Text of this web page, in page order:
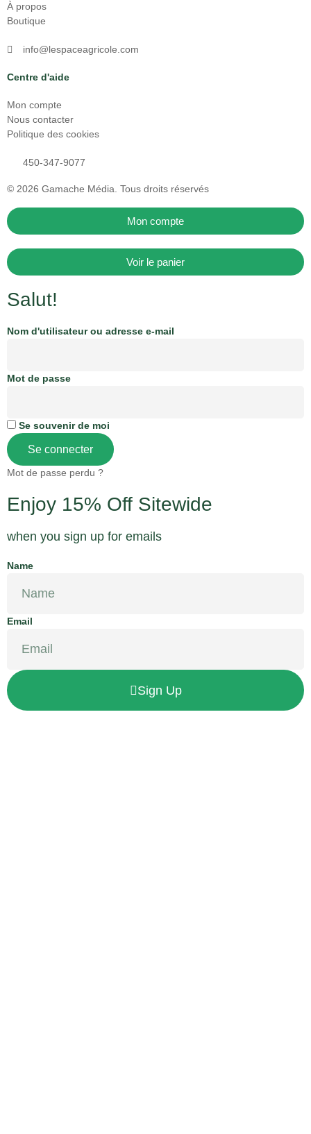
À propos
Boutique
info@lespaceagricole.com
Centre d'aide
Mon compte
Nous contacter
Politique des cookies
450-347-9077
© 2026 Gamache Média. Tous droits réservés
Mon compte
Voir le panier
Salut!
Nom d'utilisateur ou adresse e-mail
Mot de passe
Se souvenir de moi
Se connecter
Mot de passe perdu ?
Enjoy 15% Off Sitewide
when you sign up for emails
Name
Email
Sign Up